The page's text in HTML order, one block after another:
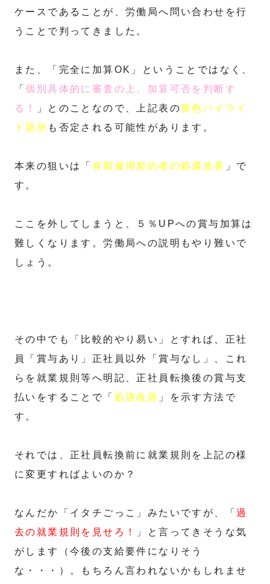
ケースであることが、労働局へ問い合わせを行
うことで判ってきました。
また、「完全に加算OK」ということではなく、
「個別具体的に審査の上、加算可否を判断す
る！
」とのことなので、上記表の黄色ハイライ
ト箇所 も否定される可能性があります。
本来の狙いは「 有期雇用契約者の処遇改善 」で
す。
ここを外してしまうと、５％UPへの賞与加算は
難しくなります。労働局への説明もやり難いで
しょう。
その中でも「比較的やり易い」とすれば、正社
員「賞与あり」正社員以外「賞与なし」、これ
らを就業規則等へ明記、正社員転換後の賞与支
払いをすることで「 処遇改善 」を示す方法で
す。
それでは、正社員転換前に就業規則を上記の様
に変更すればよいのか？
なんだか「イタチごっこ」みたいですが、「 過
去の就業規則を見せろ！
」と言ってきそうな気
がします（今後の支給要件になりそう
な・・・）。もちろん言われないかもしれませ